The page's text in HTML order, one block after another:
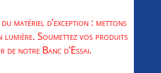
matériel d’exception : mettons
Soumettez vos produits
de notre Banc d’Essai.